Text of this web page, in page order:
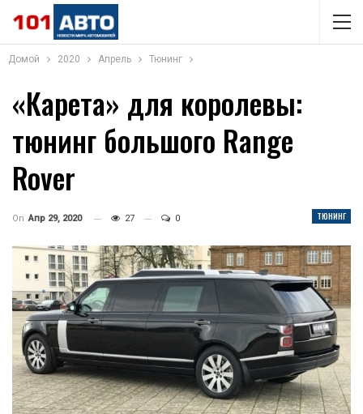
Домой 2020 Апрель Тюнинг
«Карета» для королевы:
тюнинг большого Range
Rover
ТЮНИНГ
On Апр 29, 2020 27 0